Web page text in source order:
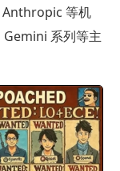
Anthropic 等机
Gemini 系列等主